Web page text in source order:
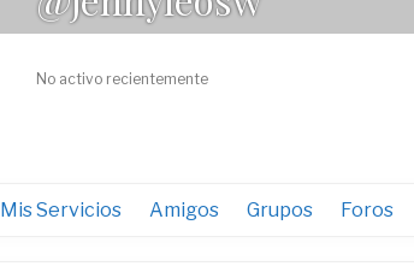
No activo recientemente
Mis Servicios Amigos Grupos Foros